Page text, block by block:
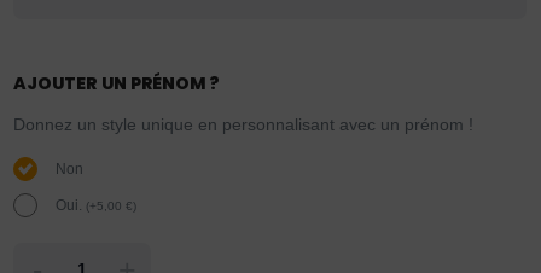
AJOUTER UN PRÉNOM ?
Donnez un style unique en personnalisant avec un prénom !
Non
Oui. (+5,00€)